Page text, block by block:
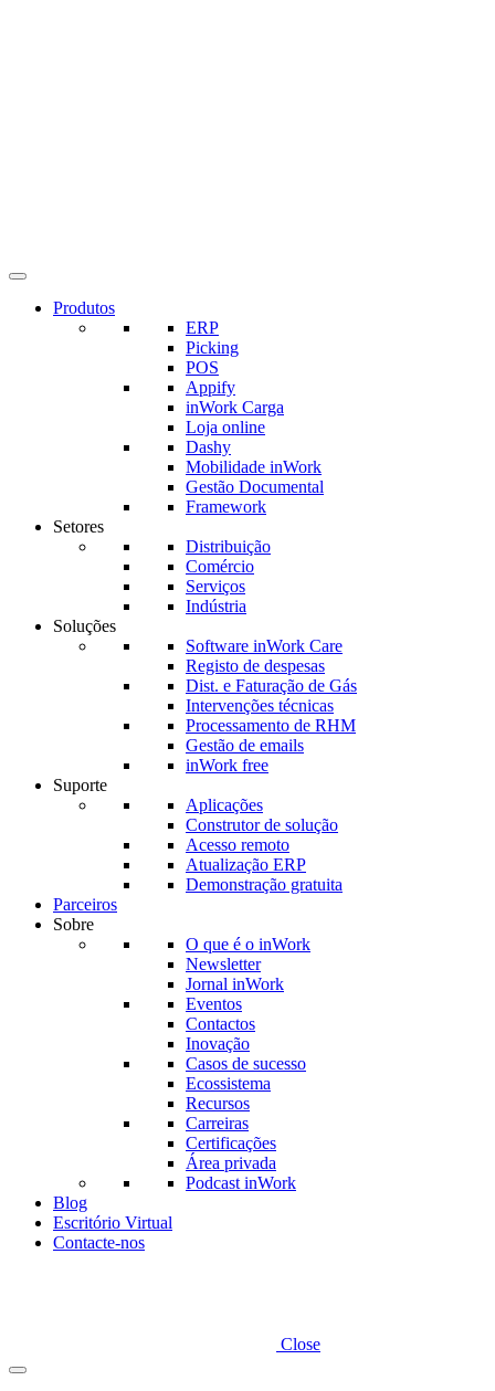
Produtos
ERP
Picking
POS
Appify
inWork Carga
Loja online
Dashy
Mobilidade inWork
Gestão Documental
Framework
Setores
Distribuição
Comércio
Serviços
Indústria
Soluções
Software inWork Care
Registo de despesas
Dist. e Faturação de Gás
Intervenções técnicas
Processamento de RHM
Gestão de emails
inWork free
Suporte
Aplicações
Construtor de solução
Acesso remoto
Atualização ERP
Demonstração gratuita
Parceiros
Sobre
O que é o inWork
Newsletter
Jornal inWork
Eventos
Contactos
Inovação
Casos de sucesso
Ecossistema
Recursos
Carreiras
Certificações
Área privada
Podcast inWork
Blog
Escritório Virtual
Contacte-nos
Close